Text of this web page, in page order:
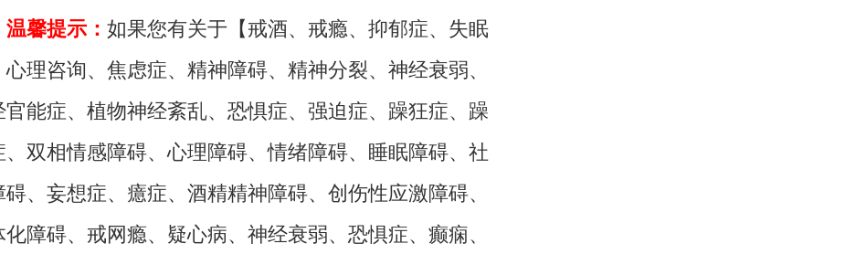
温馨提示： 如果您有关于【戒酒、戒瘾、抑郁症、失眠
心理咨询、焦虑症、精神障碍、精神分裂、神经衰弱、
官能症、植物神经紊乱、恐惧症、强迫症、躁狂症、躁
、双相情感障碍、心理障碍、情绪障碍、睡眠障碍、社
碍、妄想症、癔症、酒精精神障碍、创伤性应激障碍、
化障碍、戒网瘾、疑心病、神经衰弱、恐惧症、癫痫、